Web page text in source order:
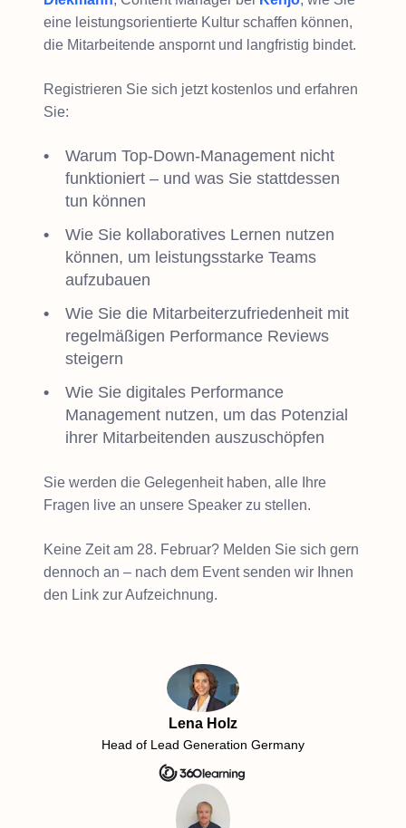
eine leistungsorientierte Kultur schaffen können,
die Mitarbeitende anspornt und langfristig bindet.
Registrieren Sie sich jetzt kostenlos und erfahren
Sie:
Warum Top-Down-Management nicht
funktioniert – und was Sie stattdessen
tun können
Wie Sie kollaboratives Lernen nutzen
können, um leistungsstarke Teams
aufzubauen
Wie Sie die Mitarbeiterzufriedenheit mit
regelmäßigen Performance Reviews
steigern
Wie Sie digitales Performance
Management nutzen, um das Potenzial
ihrer Mitarbeitenden auszuschöpfen
Sie werden die Gelegenheit haben, alle Ihre
Fragen live an unsere Speaker zu stellen.
Keine Zeit am 28. Februar? Melden Sie sich gern
dennoch an – nach dem Event senden wir Ihnen
den Link zur Aufzeichnung.
Lena Holz
Head of Lead Generation Germany